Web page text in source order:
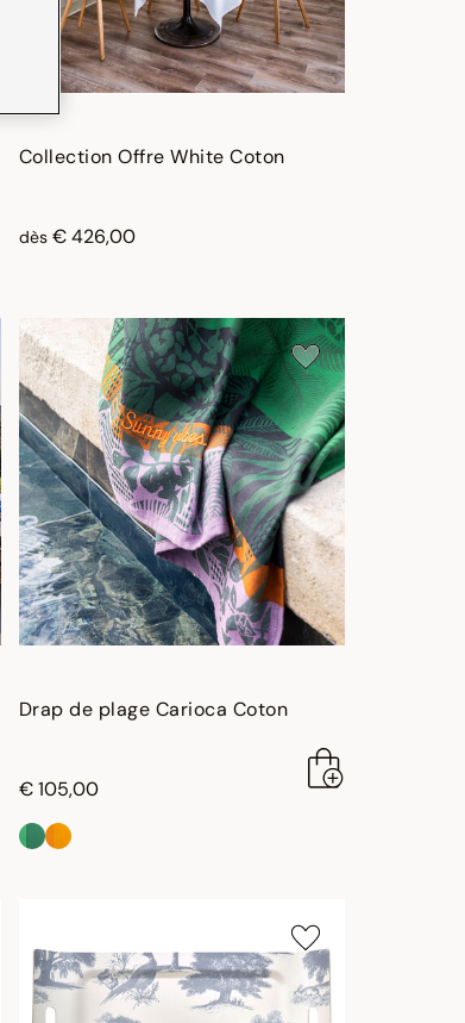
Collection Offre White Coton
dès € 426,00
Drap de plage Carioca Coton
€ 105,00